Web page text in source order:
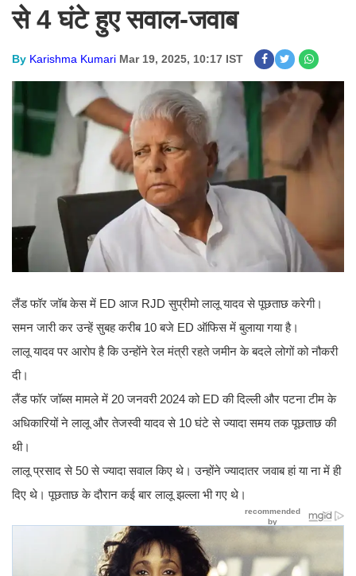
से 4 घंटे हुए सवाल-जवाब
By Karishma Kumari Mar 19, 2025, 10:17 IST
लैंड फॉर जॉब केस में ED आज RJD सुप्रीमो लालू यादव से पूछताछ करेगी।
समन जारी कर उन्हें सुबह करीब 10 बजे ED ऑफिस में बुलाया गया है।
लालू यादव पर आरोप है कि उन्होंने रेल मंत्री रहते जमीन के बदले लोगों को नौकरी
दी।
लैंड फॉर जॉब्स मामले में 20 जनवरी 2024 को ED की दिल्ली और पटना टीम के
अधिकारियों ने लालू और तेजस्वी यादव से 10 घंटे से ज्यादा समय तक पूछताछ की
थी।
लालू प्रसाद से 50 से ज्यादा सवाल किए थे। उन्होंने ज्यादातर जवाब हां या ना में ही
दिए थे। पूछताछ के दौरान कई बार लालू झल्ला भी गए थे।